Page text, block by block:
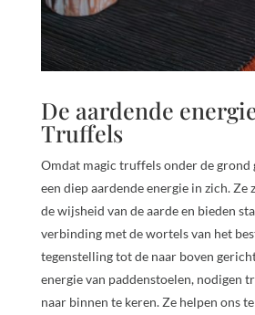
De aardende
Truffels
Omdat magic truffels onder de grond
een diep aardende energie in zich.
de wijsheid van de aarde en bieden
verbinding met de wortels van het
tegenstelling tot de naar boven
energie van paddenstoelen, nodigen
naar binnen te keren. Ze helpen ons